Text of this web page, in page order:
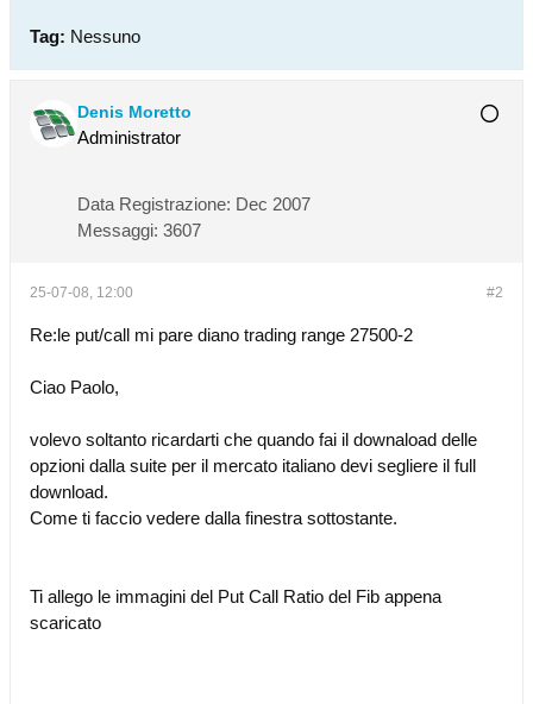
Tag: Nessuno
Denis Moretto
Administrator
Data Registrazione: Dec 2007
Messaggi: 3607
#2
25-07-08, 12:00
Re:le put/call mi pare diano trading range 27500-2
Ciao Paolo,
volevo soltanto ricardarti che quando fai il downaload delle
opzioni dalla suite per il mercato italiano devi segliere il full
download.
Come ti faccio vedere dalla finestra sottostante.
Ti allego le immagini del Put Call Ratio del Fib appena
scaricato